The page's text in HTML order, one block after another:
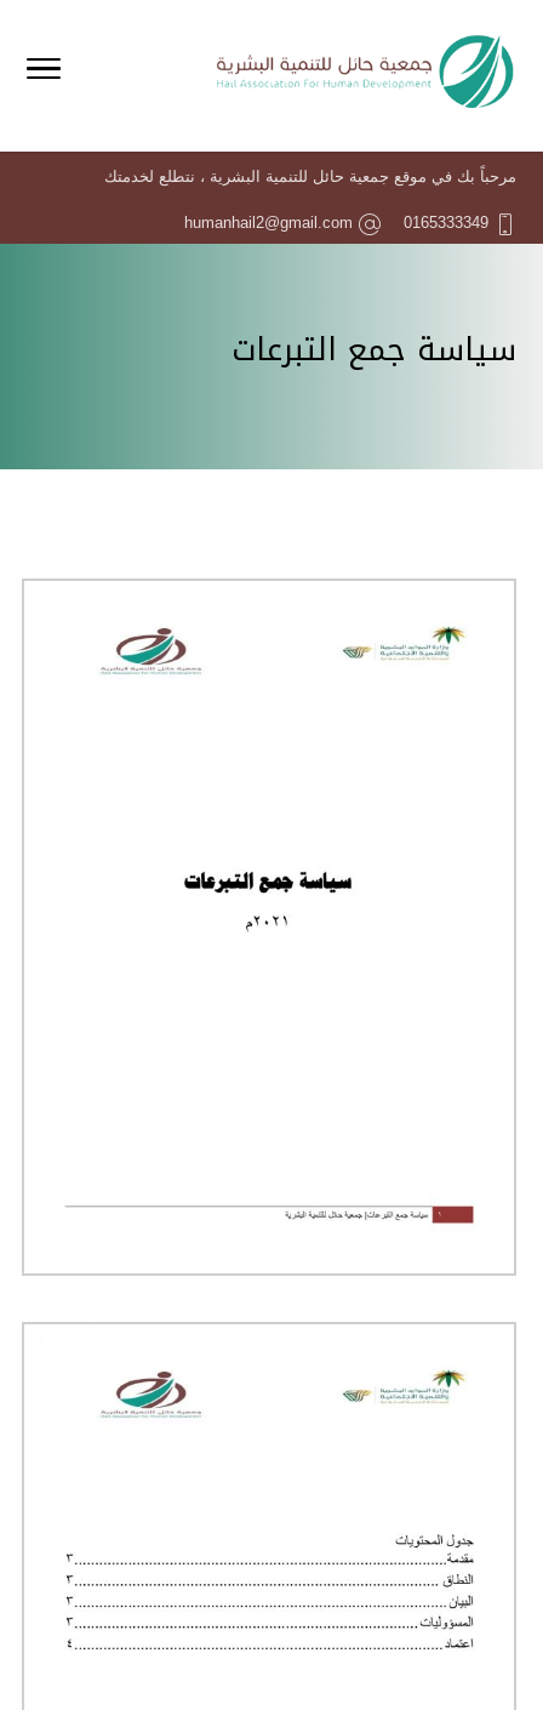
مرحباً بك في موقع جمعية حائل للتنمية البشرية ، نتطلع لخدمتك
0165333349
humanhail2@gmail.com
سياسة جمع التبرعات